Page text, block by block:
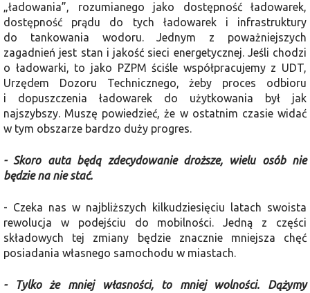
„ładowania”, rozumianego jako dostępność ładowarek,
dostępność prądu do tych ładowarek i infrastruktury
do tankowania wodoru. Jednym z poważniejszych
zagadnień jest stan i jakość sieci energetycznej. Jeśli chodzi
o ładowarki, to jako PZPM ściśle współpracujemy z UDT,
Urzędem Dozoru Technicznego, żeby proces odbioru
i dopuszczenia ładowarek do użytkowania był jak
najszybszy. Muszę powiedzieć, że w ostatnim czasie widać
w tym obszarze bardzo duży progres.
- Skoro auta będą zdecydowanie droższe, wielu osób nie
będzie na nie stać.
- Czeka nas w najbliższych kilkudziesięciu latach swoista
rewolucja w podejściu do mobilności. Jedną z części
składowych tej zmiany będzie znacznie mniejsza chęć
posiadania własnego samochodu w miastach.
- Tylko że mniej własności, to mniej wolności. Dążymy